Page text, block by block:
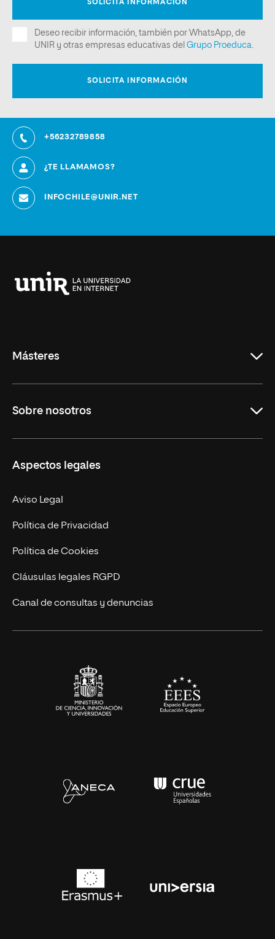
+56232789858
¿TE LLAMAMOS?
INFOCHILE@UNIR.NET
Másteres
Derecho
Empresa
MBA
Marketing y Comunicación
Ingeniería
Diseño
Ciencias de la Salud
Sobre nosotros
Nuestro Equipo
Contacto
Aspectos legales
Aviso Legal
Política de Privacidad
Política de Cookies
Cláusulas legales RGPD
Canal de consultas y denuncias